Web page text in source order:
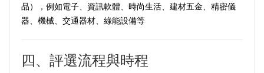
品），例如電子、資訊軟體、時尚生活、建材五金、精密儀
器、機械、交通器材、綠能設備等
四、評選流程與時程